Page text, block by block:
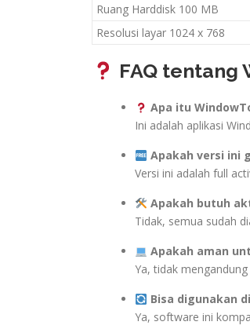
Ruang Harddisk 100 MB
Resolusi layar 1024 x 768
FAQ tentang
Apa itu
Ini adalah aplikasi
Apakah versi ini
Versi ini adalah full
Apakah butuh
Tidak, semua sudah
Apakah aman
Ya, tidak
Bisa digunakan
Ya, software ini